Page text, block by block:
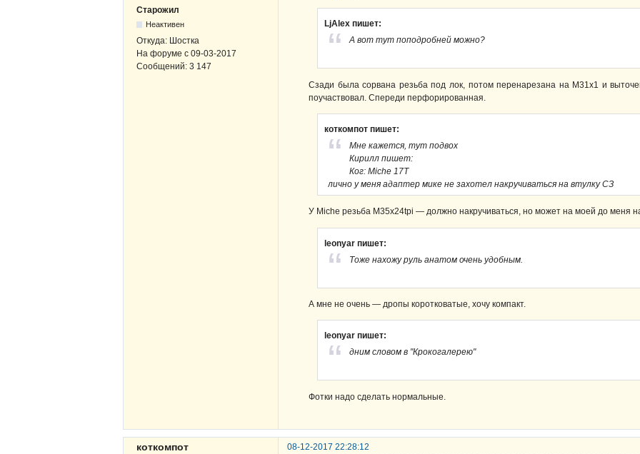
Старожил
Неактивен
Откуда: Шостка
На форуме с 09-03-2017
Сообщений: 3 147
LjAlex пишет:
А вот тут поподробней можно?
Сзади была сорвана резьба под лок, потом перенарезана на М31х1 и
поучаствовал. Спереди перфорированная.
коткомпот пишет:
Мне кажется, тут подвох
Кирилл пишет:
Ког: Miche 17T
лично у меня адаптер мике не захотел накручиваться на втулку СЗ
У Miche резьба М35х24tpi — должно накручиваться, но может на моей до меня
leonyar пишет:
Тоже нахожу руль анатом очень удобным.
А мне не очень — дропы коротковатые, хочу компакт.
leonyar пишет:
дним словом в "Крокогалерею"
Фотки надо сделать нормальные.
коткомпот 08-12-2017 22:28:12